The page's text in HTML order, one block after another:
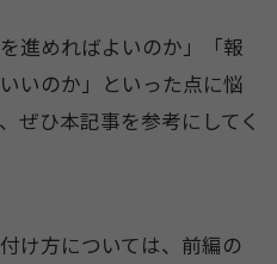
進めればよいのか」「報
いのか」といった点に悩
ぜひ本記事を参考にしてく
け方については、前編の